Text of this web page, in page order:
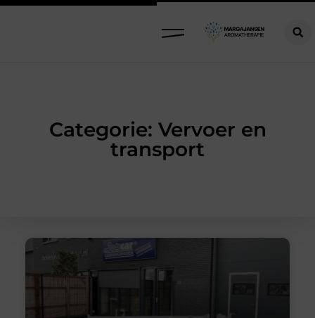
Categorie: Vervoer en
transport